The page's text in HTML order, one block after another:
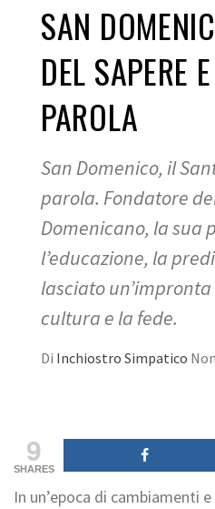
SAN
DEL SAPERE
PAROLA
San Domenico, il
parola. Fondatore
Domenicano, la sua
l’educazione, la
lasciato
cultura e la fede.
Di Inchiostro Simpatico
9
SHARES
In un’epoca di cambiamenti